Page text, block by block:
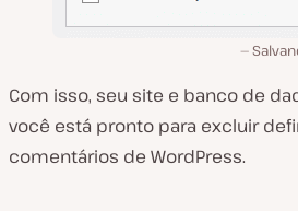
Com isso, seu site e banco de
você está pronto para excluir
comentários de WordPress.